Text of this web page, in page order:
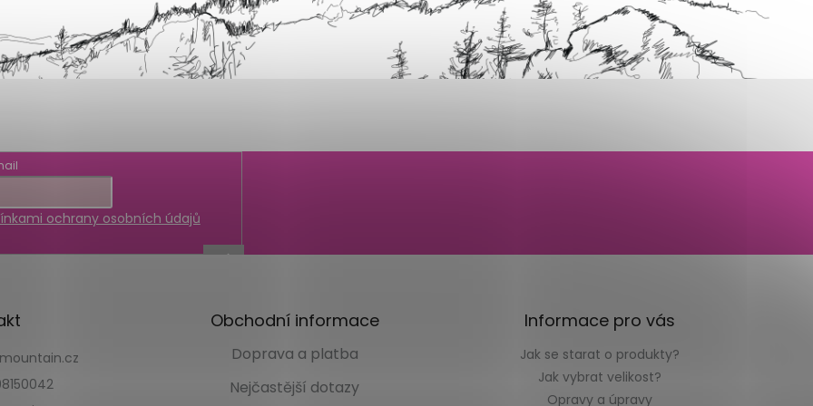
ochrany osobních údajů
Obchodní informace
Doprava a platba
Nejčastější dotazy
Informace pro vás
Jak se starat o produkty?
Jak vybrat velikost?
Opravy a úpravy